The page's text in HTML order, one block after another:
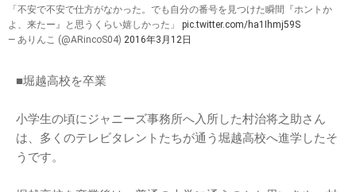
「不安で不安で仕方がなかった。でも自分の番号を見つけた瞬間『ホントか
よ、来たー』と思うくらい嬉しかった」 pic.twitter.com/ha1Ihmj59S
— ありんこ (@ARincoS04) 2016年3月12日
■堀越高校を卒業
小学生の頃にジャニーズ事務所へ入所した村治将之助さん
は、多くのテレビタレントたちが通う堀越高校へ進学したそ
うです。